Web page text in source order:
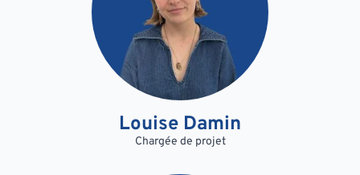
Louise Damin
Chargée de projet